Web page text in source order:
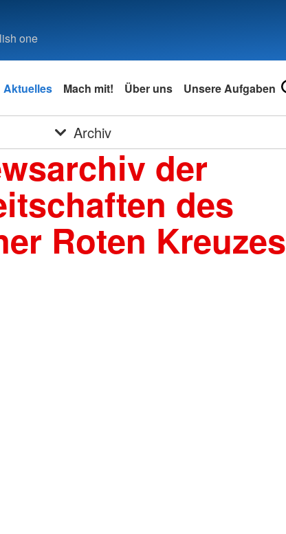
one
Aktuelles Mach mit! Über uns Unsere Aufgaben
Archiv
der
des
Roten Kreuzes